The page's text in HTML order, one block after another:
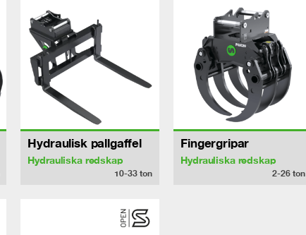
Hydraulisk pallgaffel
Hydrauliska redskap
10-33ton
Fingergripar
Hydrauliska redskap
2-26ton